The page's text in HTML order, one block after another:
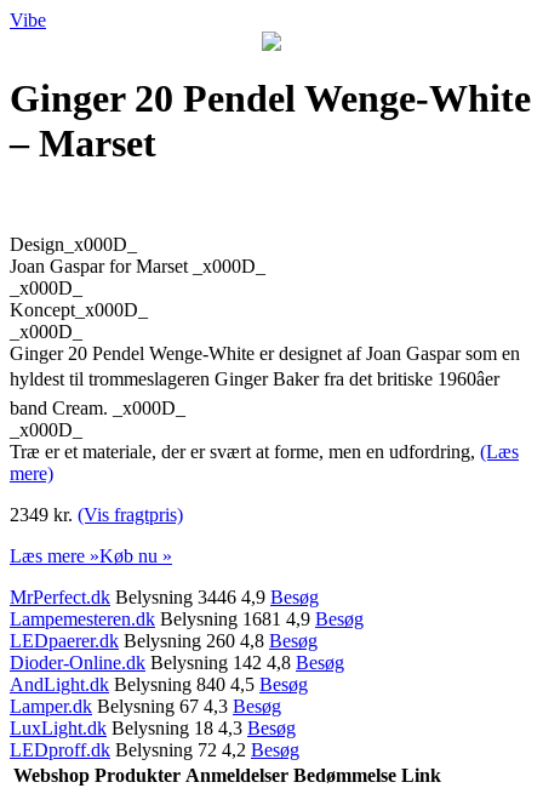
Vibe
Ginger 20 Pendel Wenge-White
– Marset
Design_x000D_
Joan Gaspar for Marset _x000D_
_x000D_
Koncept_x000D_
_x000D_
Ginger 20 Pendel Wenge-White er designet af Joan Gaspar som en
hyldest til trommeslageren Ginger Baker fra det britiske 1960âer
band Cream. _x000D_
_x000D_
Træ er et materiale, der er svært at forme, men en udfordring, (Læs
mere)
2349 kr. (Vis fragtpris)
Læs mere »Køb nu »
MrPerfect.dk Belysning 3446 4,9 Besøg
Lampemesteren.dk Belysning 1681 4,9 Besøg
LEDpaerer.dk Belysning 260 4,8 Besøg
Dioder-Online.dk Belysning 142 4,8 Besøg
AndLight.dk Belysning 840 4,5 Besøg
Lamper.dk Belysning 67 4,3 Besøg
LuxLight.dk Belysning 18 4,3 Besøg
LEDproff.dk Belysning 72 4,2 Besøg
Webshop Produkter Anmeldelser Bedømmelse Link